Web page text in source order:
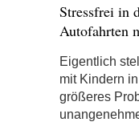
Stressfrei in
Autofahrten
Eigentlich
mit Kindern
größeres